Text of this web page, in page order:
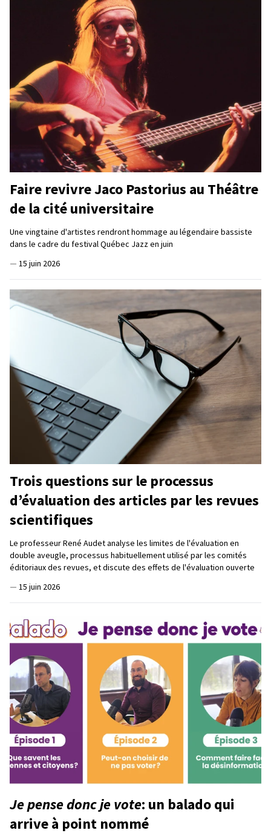
Faire revivre Jaco Pastorius au Théâtre
de la cité universitaire
Une vingtaine d'artistes rendront hommage au légendaire bassiste
dans le cadre du festival Québec Jazz en juin
— 15 juin 2026
Trois questions sur le processus
d’évaluation des articles par les revues
scientifiques
Le professeur René Audet analyse les limites de l'évaluation en
double aveugle, processus habituellement utilisé par les comités
éditoriaux des revues, et discute des effets de l'évaluation ouverte
— 15 juin 2026
Je pense donc je vote: un balado qui
arrive à point nommé